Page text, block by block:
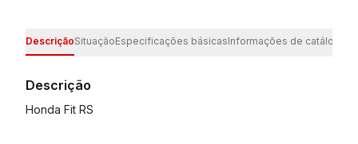
DescriçãoSituaçãoEspecificações básicasInformações de catálogo
Descrição
Honda Fit RS